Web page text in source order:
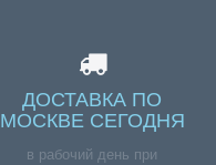
ДОСТАВКА ПО
МОСКВЕ СЕГОДНЯ
в рабочий день при